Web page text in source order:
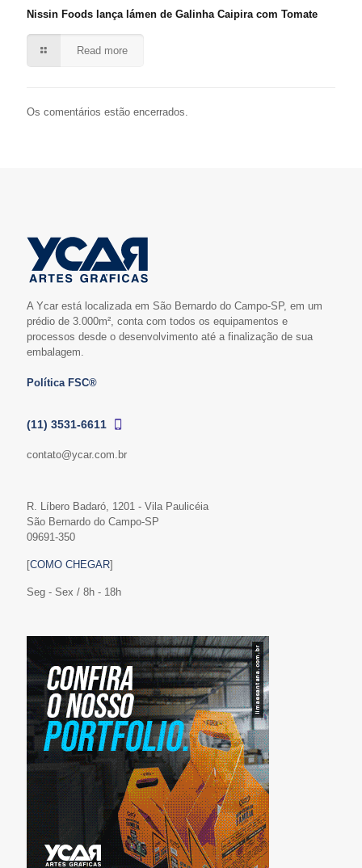
Nissin Foods lança lámen de Galinha Caipira com Tomate
Read more
Os comentários estão encerrados.
A Ycar está localizada em São Bernardo do Campo-SP, em um
prédio de 3.000m², conta com todos os equipamentos e
processos desde o desenvolvimento até a finalização de sua
embalagem.
Política FSC®
(11) 3531-6611
contato@ycar.com.br
R. Líbero Badaró, 1201 - Vila Paulicéia
São Bernardo do Campo-SP
09691-350
[COMO CHEGAR]
Seg - Sex / 8h - 18h